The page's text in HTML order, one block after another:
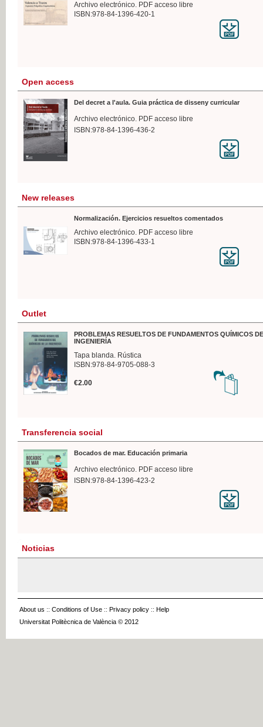
Archivo electrónico. PDF acceso libre
ISBN:978-84-1396-420-1
Open access
Del decret a l'aula. Guia práctica de disseny curricular
Archivo electrónico. PDF acceso libre
ISBN:978-84-1396-436-2
New releases
Normalización. Ejercicios resueltos comentados
Archivo electrónico. PDF acceso libre
ISBN:978-84-1396-433-1
Outlet
PROBLEMAS RESUELTOS DE FUNDAMENTOS QUÍMICOS
INGENIERÍA
Tapa blanda. Rústica
ISBN:978-84-9705-088-3
€2.00
Transferencia social
Bocados de mar. Educación primaria
Archivo electrónico. PDF acceso libre
ISBN:978-84-1396-423-2
Noticias
About us :: Conditions of Use :: Privacy policy :: Help
Universitat Politècnica de València © 2012